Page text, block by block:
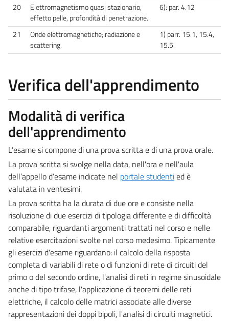
20
Elettromagnetismo quasi stazionario,
effetto pelle, profondità di penetrazione.
6): par. 4.12
21
Onde elettromagnetiche; radiazione e
scattering.
1) parr. 15.1, 15.4,
15.5
Verifica dell'apprendimento
Modalità di verifica
dell'apprendimento
L’esame si compone di una prova scritta e di una prova orale.
La prova scritta si svolge nella data, nell'ora e nell'aula
dell’appello d’esame indicate nel portale studentied è
valutata in ventesimi.
La prova scritta ha la durata di due ore e consiste nella
risoluzione di due esercizi di tipologia differente e di difficoltà
comparabile, riguardanti argomenti trattati nel corso e nelle
relative esercitazioni svolte nel corso medesimo. Tipicamente
gli esercizi d'esame riguardano: il calcolo della risposta
completa di variabili di rete o di funzioni di rete di circuiti del
primo o del secondo ordine, l'analisi di reti in regime sinusoidale
anche di tipo trifase, l'applicazione di teoremi delle reti
elettriche, il calcolo delle matrici associate alle diverse
rappresentazioni dei doppi bipoli, l'analisi di circuiti magnetici.